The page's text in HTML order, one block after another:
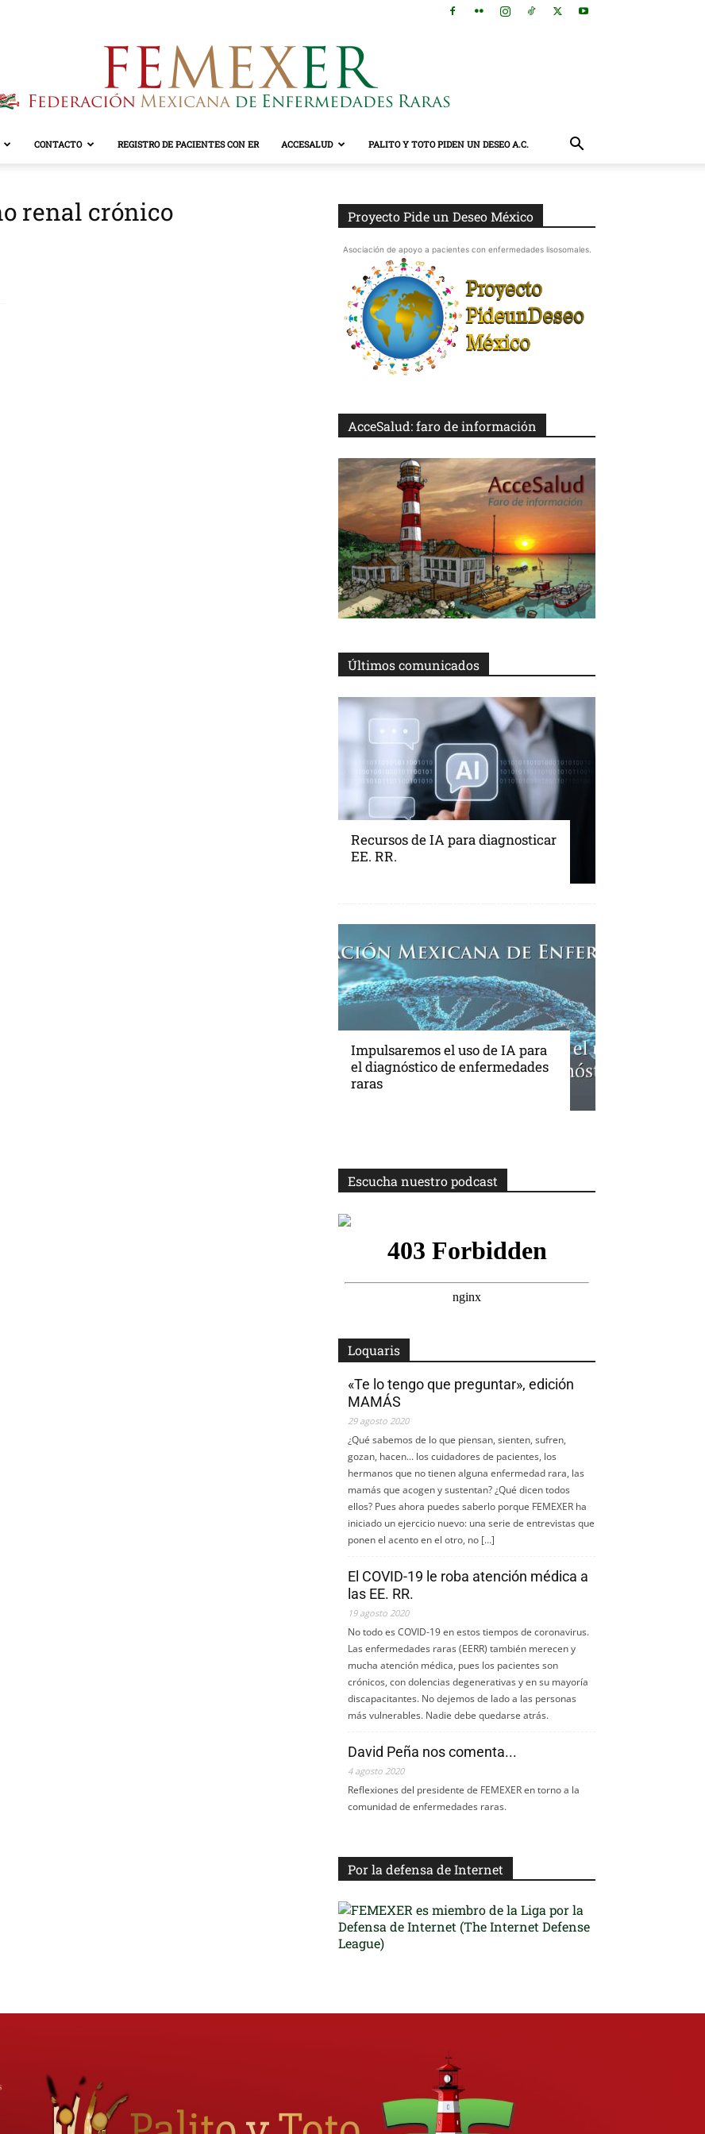
CONTACTO REGISTRO DE PACIENTES CON ER ACCESALUD PALITO Y TOTO PIDEN UN DESEO A.C.
renal crónico Proyecto Pide un Deseo México
Asociación de apoyo a pacientes con enfermedades lisosomales.
AcceSalud: faro de información
Últimos comunicados
Recursos de IA para diagnosticar
EE. RR.
Impulsaremos el uso de IA para
el diagnóstico de enfermedades
raras
Escucha nuestro podcast
Loquaris
«Te lo tengo que preguntar», edición
MAMÁS
29 agosto 2020
¿Qué sabemos de lo que piensan, sienten, sufren,
gozan, hacen... los cuidadores de pacientes, los
hermanos que no tienen alguna enfermedad rara, las
mamás que acogen y sustentan? ¿Qué dicen todos
ellos? Pues ahora puedes saberlo porque FEMEXER ha
iniciado un ejercicio nuevo: una serie de entrevistas que
ponen el acento en el otro, no […]
El COVID-19 le roba atención médica a
las EE. RR.
19 agosto 2020
No todo es COVID-19 en estos tiempos de coronavirus.
Las enfermedades raras (EERR) también merecen y
mucha atención médica, pues los pacientes son
crónicos, con dolencias degenerativas y en su mayoría
discapacitantes. No dejemos de lado a las personas
más vulnerables. Nadie debe quedarse atrás.
David Peña nos comenta...
4 agosto 2020
Reflexiones del presidente de FEMEXER en torno a la
comunidad de enfermedades raras.
Por la defensa de Internet